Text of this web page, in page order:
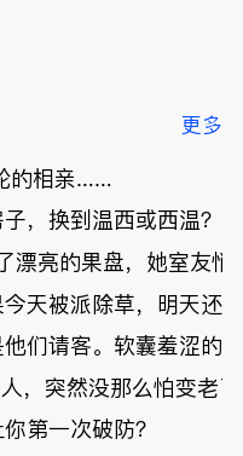
更多
的相亲……
，换到温西或西温？
漂亮的果盘，她室友悄
天被派除草，明天还
们请客。软囊羞涩的
，突然没那么怕变老了
第一次破防？